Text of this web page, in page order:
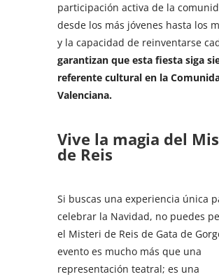
participación activa de la
desde los más jóvenes hasta los
y la capacidad de reinventarse
garantizan que esta fiesta siga
referente cultural en la
Valenciana.
Vive la magia del
de Reis
Si buscas una experiencia única
celebrar la Navidad, no puedes
el Misteri de Reis de Gata de
evento es mucho más que una
representación teatral; es una